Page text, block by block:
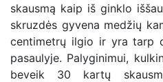
skausmą kaip iš ginklo
skruzdės gyvena medžių
centimetrų ilgio ir yra tarp
pasaulyje. Palyginimui,
beveik 30 kartų